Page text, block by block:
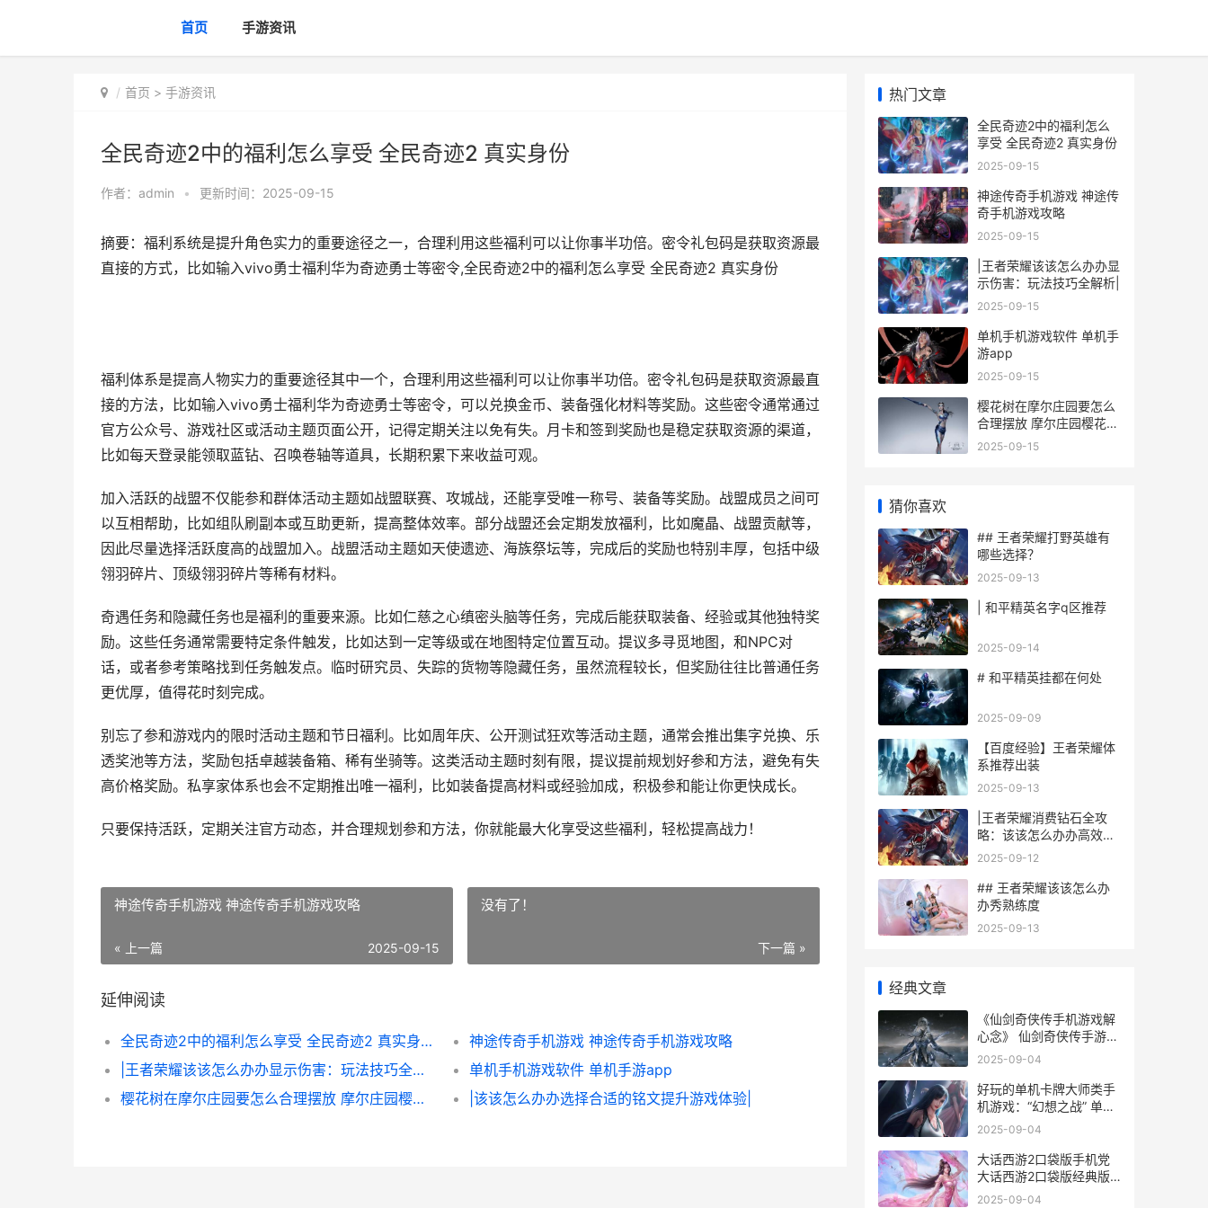
首页 手游资讯
首页 > 手游资讯
全民奇迹2中的福利怎么享受 全民奇迹2 真实身份
作者： admin • 更新时间：2025-09-15
摘要：福利系统是提升角色实力的重要途径之一，合理利用这些福利可以让你事半功倍。密令礼包码是获取资源最
直接的方式，比如输入vivo勇士福利华为奇迹勇士等密令,全民奇迹2中的福利怎么享受 全民奇迹2 真实身份
福利体系是提高人物实力的重要途径其中一个，合理利用这些福利可以让你事半功倍。密令礼包码是获取资源最直
接的方法，比如输入vivo勇士福利华为奇迹勇士等密令，可以兑换金币、装备强化材料等奖励。这些密令通常通过
官方公众号、游戏社区或活动主题页面公开，记得定期关注以免有失。月卡和签到奖励也是稳定获取资源的渠道，
比如每天登录能领取蓝钻、召唤卷轴等道具，长期积累下来收益可观。
加入活跃的战盟不仅能参和群体活动主题如战盟联赛、攻城战，还能享受唯一称号、装备等奖励。战盟成员之间可
以互相帮助，比如组队刷副本或互助更新，提高整体效率。部分战盟还会定期发放福利，比如魔晶、战盟贡献等，
因此尽量选择活跃度高的战盟加入。战盟活动主题如天使遗迹、海族祭坛等，完成后的奖励也特别丰厚，包括中级
翎羽碎片、顶级翎羽碎片等稀有材料。
奇遇任务和隐藏任务也是福利的重要来源。比如仁慈之心缜密头脑等任务，完成后能获取装备、经验或其他独特奖
励。这些任务通常需要特定条件触发，比如达到一定等级或在地图特定位置互动。提议多寻觅地图，和NPC对
话，或者参考策略找到任务触发点。临时研究员、失踪的货物等隐藏任务，虽然流程较长，但奖励往往比普通任务
更优厚，值得花时刻完成。
别忘了参和游戏内的限时活动主题和节日福利。比如周年庆、公开测试狂欢等活动主题，通常会推出集字兑换、乐
透奖池等方法，奖励包括卓越装备箱、稀有坐骑等。这类活动主题时刻有限，提议提前规划好参和方法，避免有失
高价格奖励。私享家体系也会不定期推出唯一福利，比如装备提高材料或经验加成，积极参和能让你更快成长。
只要保持活跃，定期关注官方动态，并合理规划参和方法，你就能最大化享受这些福利，轻松提高战力！
神途传奇手机游戏 神途传奇手机游戏攻略
« 上一篇 2025-09-15
没有了！
下一篇 »
延伸阅读
全民奇迹2中的福利怎么享受 全民奇迹2 真实身份
神途传奇手机游戏 神途传奇手机游戏攻略
|王者荣耀该该怎么办办显示伤害：玩法技巧全解析|
单机手机游戏软件 单机手游app
樱花树在摩尔庄园要怎么合理摆放 摩尔庄园樱花树会被偷吗
|该该怎么办办选择合适的铭文提升游戏体验|
热门文章
全民奇迹2中的福利怎么
享受 全民奇迹2 真实身份
2025-09-15
神途传奇手机游戏 神途传
奇手机游戏攻略
2025-09-15
|王者荣耀该该怎么办办显
示伤害：玩法技巧全解析|
2025-09-15
单机手机游戏软件 单机手
游app
2025-09-15
樱花树在摩尔庄园要怎么
合理摆放 摩尔庄园樱花树
会被偷吗
2025-09-15
猜你喜欢
## 王者荣耀打野英雄有
哪些选择？
2025-09-13
| 和平精英名字q区推荐
2025-09-14
# 和平精英挂都在何处
2025-09-09
【百度经验】王者荣耀体
系推荐出装
2025-09-13
|王者荣耀消费钻石全攻
略：该该怎么办办高效使
用钻石资源|
2025-09-12
## 王者荣耀该该怎么办
办秀熟练度
2025-09-13
经典文章
《仙剑奇侠传手机游戏解
心念》 仙剑奇侠传手游攻
略阵容
2025-09-04
好玩的单机卡牌大师类手
机游戏：“幻想之战” 单机
卡牌类手游排行榜前十名
2025-09-04
大话西游2口袋版手机党
大话西游2口袋版经典版
官网
2025-09-04